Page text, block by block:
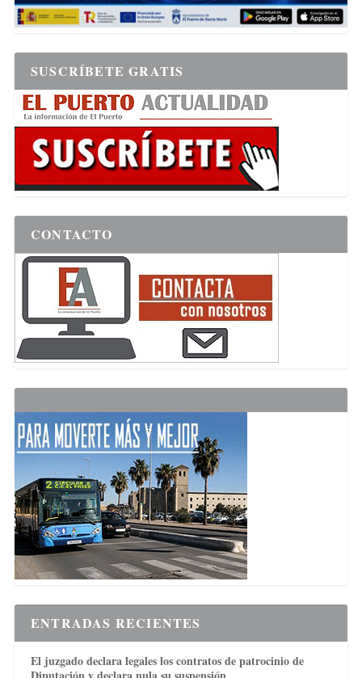
SUSCRÍBETE GRATIS
CONTACTO
ENTRADAS RECIENTES
El juzgado declara legales los contratos de patrocinio de